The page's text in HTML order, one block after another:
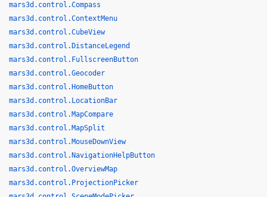
mars3d.control.Compass
mars3d.control.ContextMenu
mars3d.control.CubeView
mars3d.control.DistanceLegend
mars3d.control.FullscreenButton
mars3d.control.Geocoder
mars3d.control.HomeButton
mars3d.control.LocationBar
mars3d.control.MapCompare
mars3d.control.MapSplit
mars3d.control.MouseDownView
mars3d.control.NavigationHelpButton
mars3d.control.OverviewMap
mars3d.control.ProjectionPicker